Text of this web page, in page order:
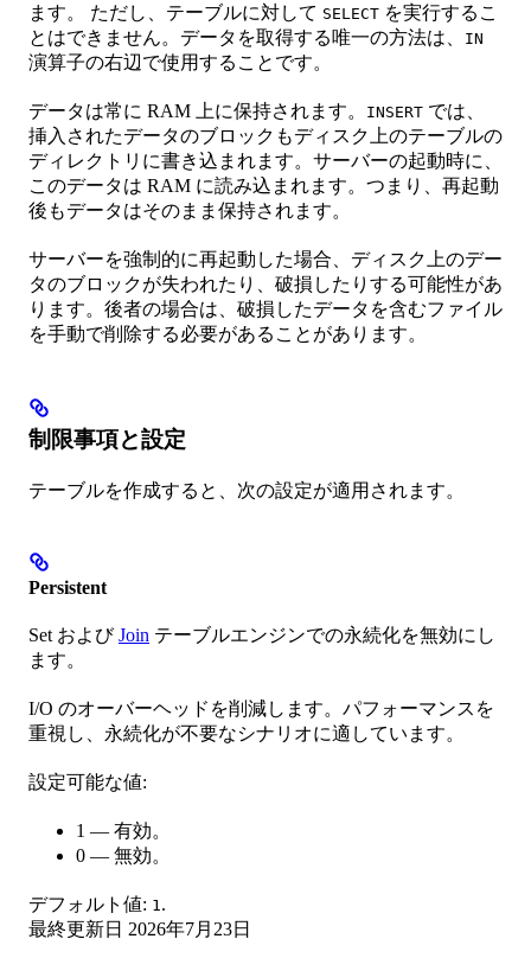
ます。 ただし、テーブルに対して SELECT を実行するこ
とはできません。データを取得する唯一の方法は、
IN
演算子の右辺で使用することです。
データは常に RAM 上に保持されます。 INSERT では、
挿入されたデータのブロックもディスク上のテーブルの
ディレクトリに書き込まれます。サーバーの起動時に、
このデータは RAM に読み込まれます。つまり、再起動
後もデータはそのまま保持されます。
サーバーを強制的に再起動した場合、ディスク上のデー
タのブロックが失われたり、破損したりする可能性があ
ります。後者の場合は、破損したデータを含むファイル
を手動で削除する必要があることがあります。
制限事項と設定
テーブルを作成すると、次の設定が適用されます。
Persistent
Set およびJoin テーブルエンジンでの永続化を無効にし
ます。
I/O のオーバーヘッドを削減します。パフォーマンスを
重視し、永続化が不要なシナリオに適しています。
設定可能な値:
1 — 有効。
0 — 無効。
デフォルト値: 1 .
最終更新日 2026年7月23日